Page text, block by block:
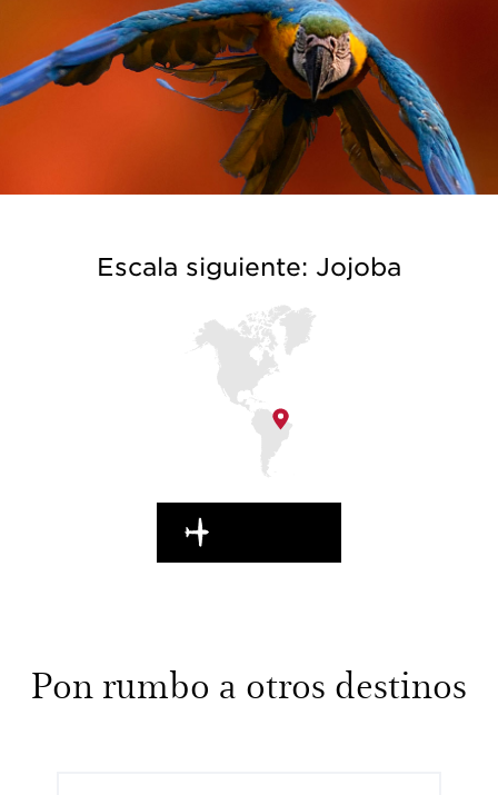
Escala siguiente: Jojoba
Pon rumbo a otros destinos